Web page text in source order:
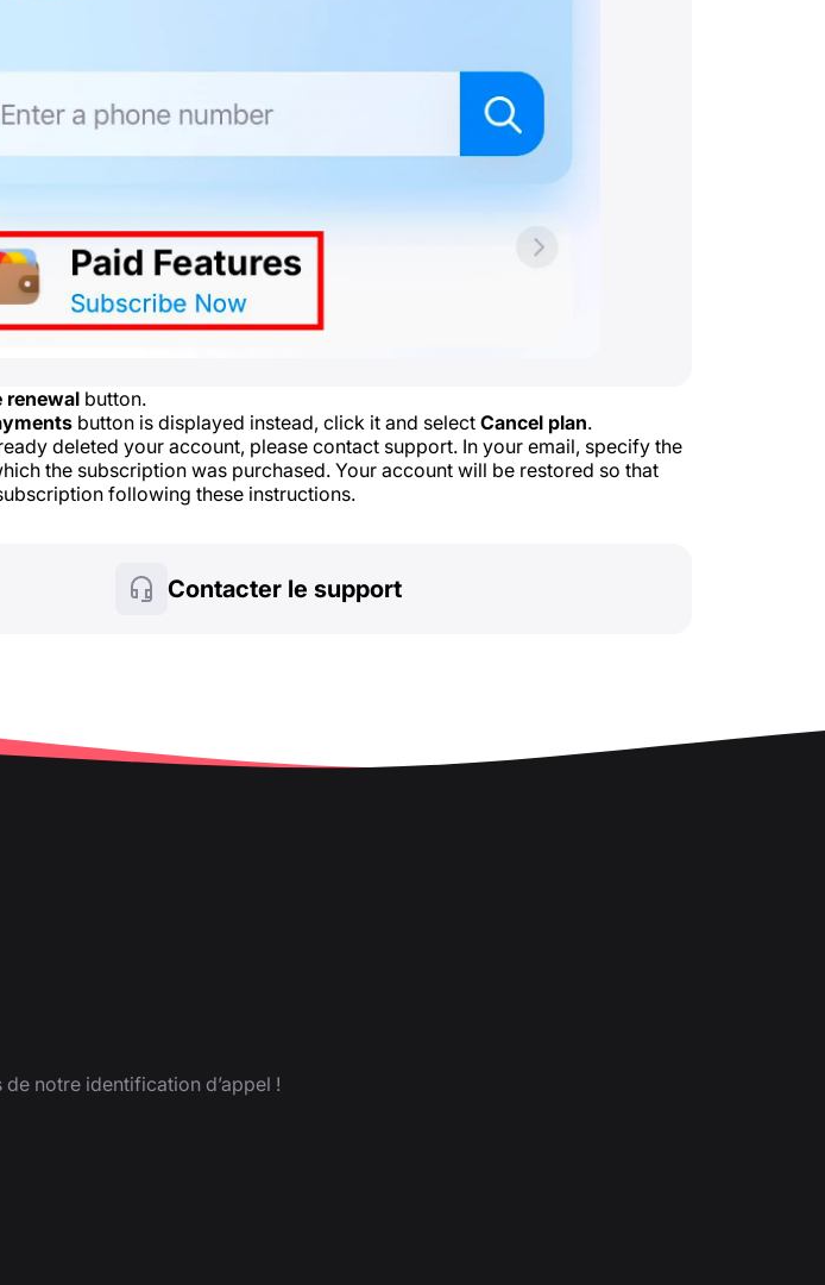
renewal button.
button is displayed instead, click it and select Cancel plan.
deleted your account, please contact support. In your email, specify the
the subscription was purchased. Your account will be restored so that
following these instructions.
Contacter le support
notre identification d’appel !